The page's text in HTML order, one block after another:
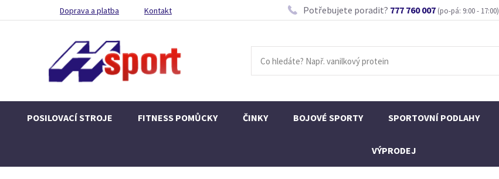
Doprava a platba Kontakt Potřebujete poradit? 777 760 007 (po-pá: 9:00 - 17:00)
POSILOVACÍ STROJE FITNESS POMŮCKY ČINKY BOJOVÉ SPORTY SPORTOVNÍ PODLAHY
VÝPRODEJ